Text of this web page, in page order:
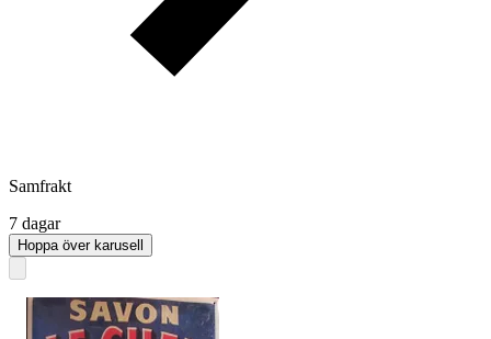
Samfrakt
7 dagar
Hoppa över karusell